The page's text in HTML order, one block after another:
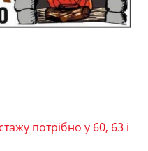
потрібно у 60, 63 і